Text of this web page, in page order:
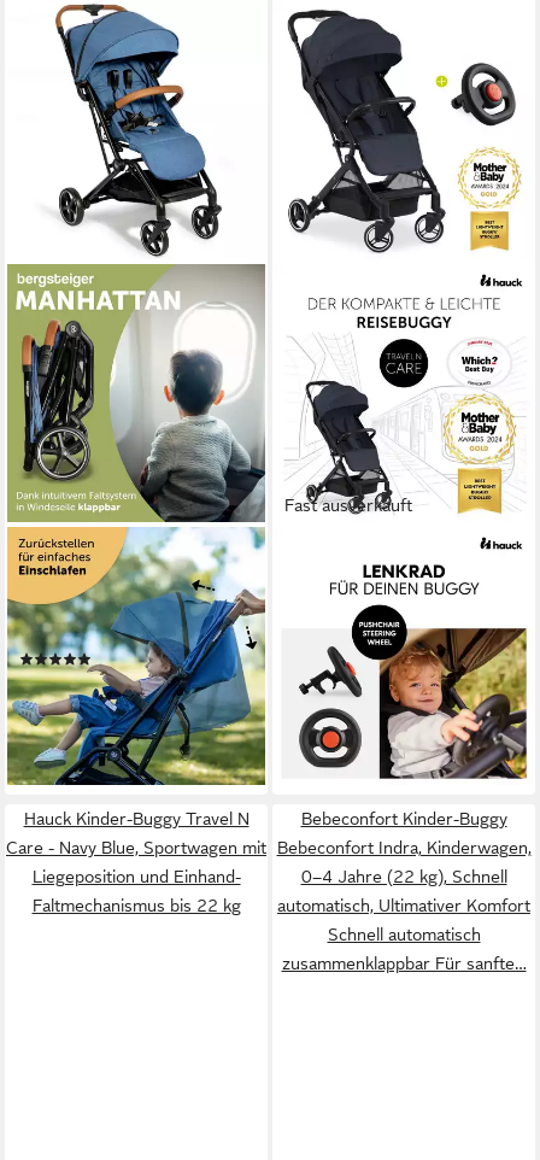
BERGSTEIGER
Kinder-Buggy Reisebuggy
Manhattan mit Liegefunktion,
leicht und kompakt
(2)
159,90 €
14,60 €mtl. in 12 Raten
lieferbar - in 2-3 Werktagen bei dir
Fast ausverkauft
Kinder-Buggy Travel N Care -
Navy Blue, Reisebuggy
Sportwagen mit Liegefunktion
inkl. Lenkrad bis 22 kg
139,90 €
UVP169,80 €
12,78 €mtl. in 12 Raten
-18%
lieferbar - in 2-3 Werktagen bei dir
Hauck Kinder-Buggy Travel N
Care - Navy Blue, Sportwagen mit
Liegeposition und Einhand-
Faltmechanismus bis 22 kg
Bebeconfort Kinder-Buggy
Bebeconfort Indra, Kinderwagen,
0–4 Jahre (22 kg), Schnell
automatisch, Ultimativer Komfort
Schnell automatisch
zusammenklappbar Für sanfte…